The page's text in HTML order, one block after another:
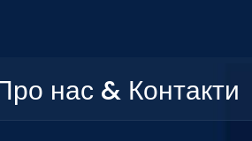
нас & Контакти